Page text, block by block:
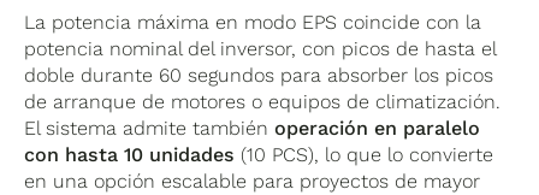
solar disponible.
La comunicación con la batería se realiza por
CAN o RS485, dos protocolos industriales
estándar y fiables.
La potencia máxima en modo EPS coincide con la
potencia nominal del inversor, con picos de hasta el
doble durante 60 segundos para absorber los picos
de arranque de motores o equipos de climatización.
El sistema admite tambiénoperación en paralelo
con hasta 10 unidades (10 PCS), lo que lo convierte
en una opción escalable para proyectos de mayor